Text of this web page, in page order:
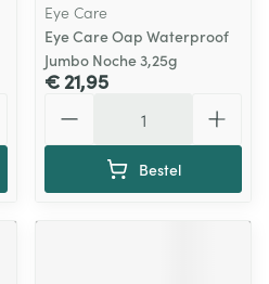
Eye Care
Eye Care Oap Waterproof
Jumbo Noche 3,25g
€ 21,95
Bestel